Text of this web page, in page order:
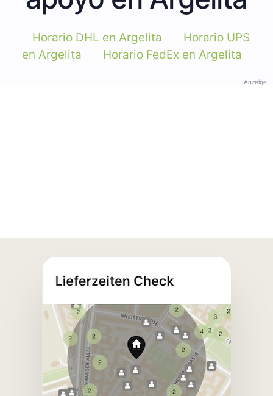
Horario DHL en Argelita
Horario UPS
en Argelita
Horario FedEx en Argelita
Anzeige